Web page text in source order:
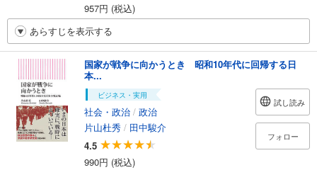
957円 (税込)
あらすじを表示する
国家が戦争に向かうとき 昭和10年代に回帰する日
本...
ビジネス・実用
社会・政治 / 政治
片山杜秀 / 田中駿介
4.5
990円 (税込)
試し読み
フォロー